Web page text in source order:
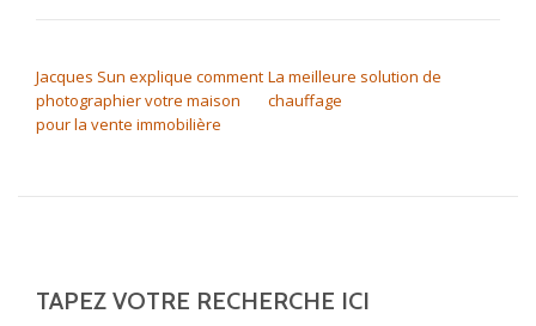
Jacques Sun explique comment
photographier votre maison
pour la vente immobilière
La meilleure solution de
chauffage
TAPEZ VOTRE RECHERCHE ICI